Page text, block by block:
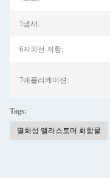
5냄새:
6자외선 저항:
7애플리케이션:
Tags:
열화성 엘라스토머 화합물